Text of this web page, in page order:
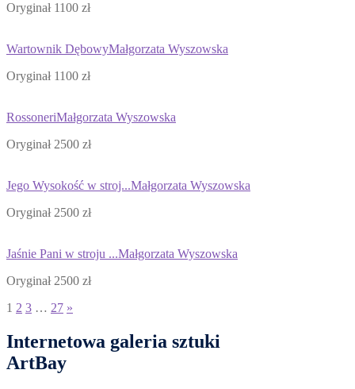
Oryginał 1100 zł
Wartownik DębowyMałgorzata Wyszowska
Oryginał 1100 zł
RossoneriMałgorzata Wyszowska
Oryginał 2500 zł
Jego Wysokość w stroj...Małgorzata Wyszowska
Oryginał 2500 zł
Jaśnie Pani w stroju ...Małgorzata Wyszowska
Oryginał 2500 zł
1 2 3 … 27 »
Internetowa galeria sztuki
ArtBay